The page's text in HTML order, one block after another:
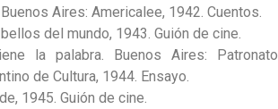
Aires: Americalee, 1942. Cuentos.
del mundo, 1943. Guión de cine.
la palabra. Buenos Aires: Patronato
de Cultura, 1944. Ensayo.
1945. Guión de cine.